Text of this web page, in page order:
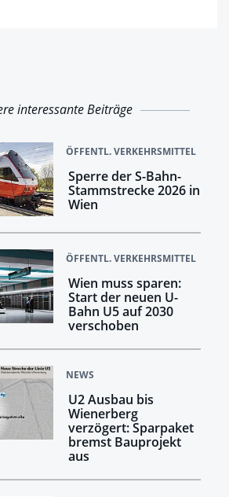
interessante Beiträge
ÖFFENTL. VERKEHRSMITTEL
Sperre der S-Bahn-
Stammstrecke 2026 in
Wien
ÖFFENTL. VERKEHRSMITTEL
Wien muss sparen:
Start der neuen U-
Bahn U5 auf 2030
verschoben
NEWS
U2 Ausbau bis
Wienerberg
verzögert: Sparpaket
bremst Bauprojekt
aus